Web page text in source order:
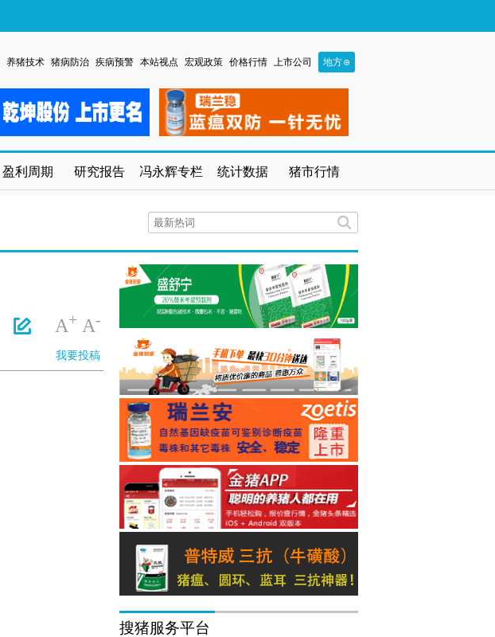
养猪技术 猪病防治 疾病预警 本站视点 宏观政策 价格行情 上市公司 地方
盈利周期 研究报告 冯永辉专栏 统计数据 猪市行情
A+ A-
我要投稿
搜猪服务平台